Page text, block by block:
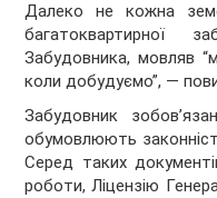
Далеко не кожна
багатоквартирної
Забудовника, мовляв
коли добудуємо”, —
Забудовник
обумовлюють
Серед таких
роботи, Ліцензію